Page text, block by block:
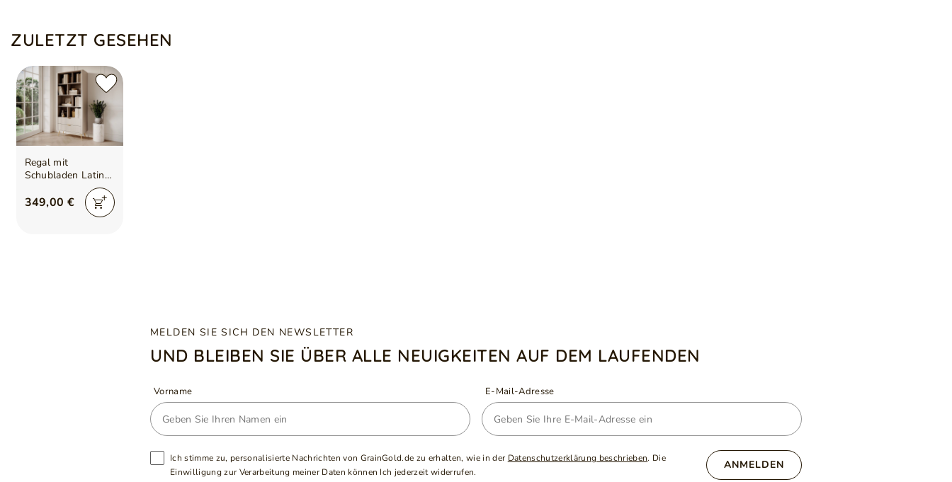
ZULETZT GESEHEN
Regal mit
Schubladen Latina
349,00 €
MELDEN SIE SICH DEN NEWSLETTER
UND BLEIBEN SIE ÜBER ALLE NEUIGKEITEN AUF DEM LAUFENDEN
Vorname E-Mail-Adresse
Ich stimme zu, personalisierte Nachrichten von GrainGold.de zu erhalten, wie in der Datenschutzerklärung beschrieben. Die
Einwilligung zur Verarbeitung meiner Daten können Ich jederzeit widerrufen.
ANMELDEN